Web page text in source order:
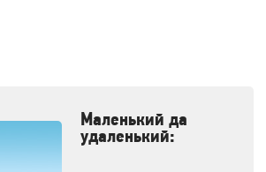
Маленький да
удаленький: